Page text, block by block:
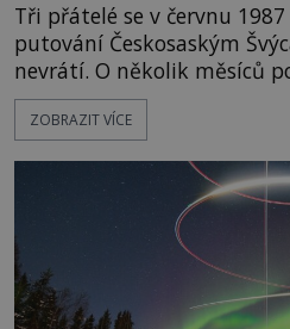
Tři přátelé se v červnu
putování Českosaským
nevrátí. O několik měsíců později jsou v
nepřístupných skalách u
kostry – a s nimi stopy,
přírodní živel, neznámý
tehdejší režim nechtěl odhalit?
ids="171131,171132,1711
ZOBRAZIT VÍCE